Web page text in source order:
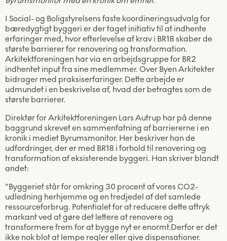
I Social- og Boligstyrelsens faste koordineringsudvalg for
bæredygtigt byggeri er der taget initiativ til at indhente
erfaringer med, hvor efterlevelse af krav i BR18 skaber de
største barrierer for renovering og transformation.
Arkitektforeningen har via en arbejdsgruppe for BR2
indhentet input fra sine medlemmer. Over Byen Arkitekter
bidrager med praksiserfaringer. Dette arbejde er
udmundet i en beskrivelse af, hvad der betragtes som de
største barrierer.
Direktør for Arkitektforeningen Lars Autrup har på denne
baggrund skrevet en sammenfatning af barriererne i en
kronik i mediet Byrumsmonitor. Her beskriver han de
udfordringer, der er med BR18 i forhold til renovering og
transformation af eksisterende byggeri. Han skriver blandt
andet:
”Byggeriet står for omkring 30 procent af vores CO2-
udledning herhjemme og en tredjedel af det samlede
ressourceforbrug. Potentialet for at reducere dette aftryk
markant ved at gøre det lettere at renovere og
transformere frem for at bygge nyt er enormt.Derfor er det
ikke nok blot at lempe regler eller give dispensationer.